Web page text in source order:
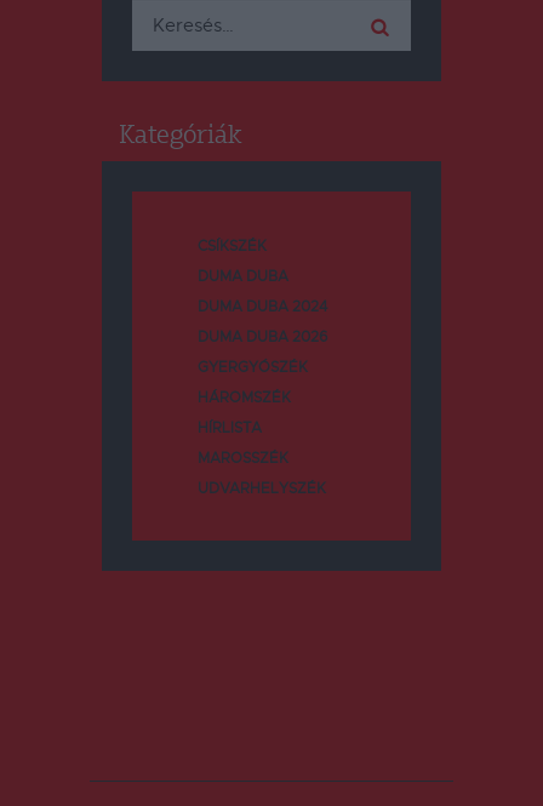
Keresés:
Kategóriák
CSÍKSZÉK
DUMA DUBA
DUMA DUBA 2024
DUMA DUBA 2026
GYERGYÓSZÉK
HÁROMSZÉK
HÍRLISTA
MAROSSZÉK
UDVARHELYSZÉK